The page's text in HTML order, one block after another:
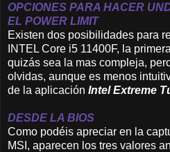
OPCIONES PARA HACER
EL POWER LIMIT
Existen dos posibilidades para
INTEL Core i5 11400F, la
quizás sea la mas compleja,
olvidas, aunque es menos
de la aplicación Intel Extreme
DESDE LA BIOS
Como podéis apreciar en la
MSI, aparecen los tres valores